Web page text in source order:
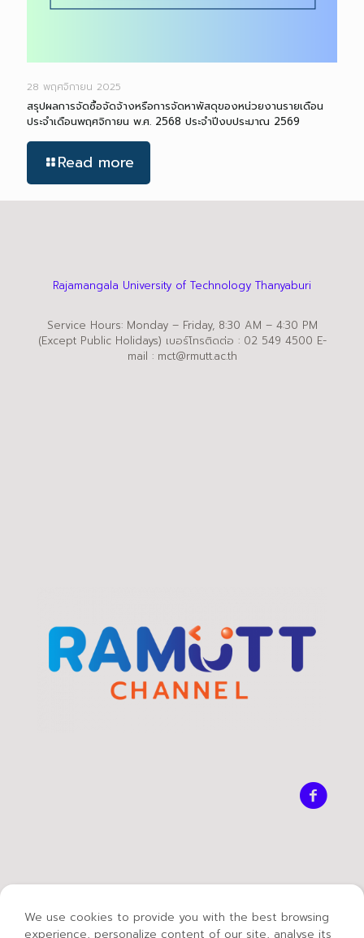
28 พฤศจิกายน 2025
สรุปผลการจัดซื้อจัดจ้างหรือการจัดหาพัสดุของหน่วยงานรายเดือน
ประจำเดือนพฤศจิกายน พ.ศ. 2568 ประจำปีงบประมาณ 2569
Read more
Rajamangala University of Technology Thanyaburi
Service Hours: Monday – Friday, 8:30 AM – 4:30 PM
(Except Public Holidays) เบอร์โทรติดต่อ : 02 549 4500 E-
mail : mct@rmutt.ac.th
We use cookies to provide you with the best browsing
experience, personalize content of our site, analyse its